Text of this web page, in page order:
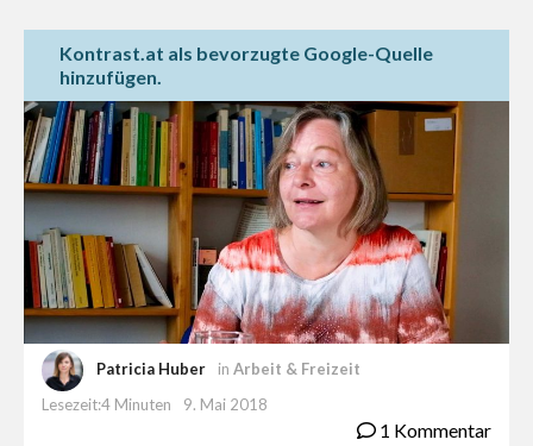
Kontrast.at als bevorzugte Google-Quelle
hinzufügen.
Patricia Huber in Arbeit & Freizeit
Lesezeit:4 Minuten
9. Mai 2018
1 Kommentar